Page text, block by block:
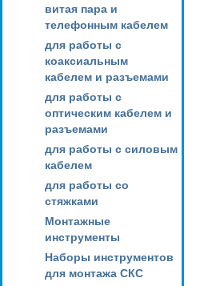
витая пара и
телефонным кабелем
для работы с
коаксиальным
кабелем и разъемами
для работы с
оптическим кабелем и
разъемами
для работы с силовым
кабелем
для работы со
стяжками
Монтажные
инструменты
Наборы инструментов
для монтажа СКС